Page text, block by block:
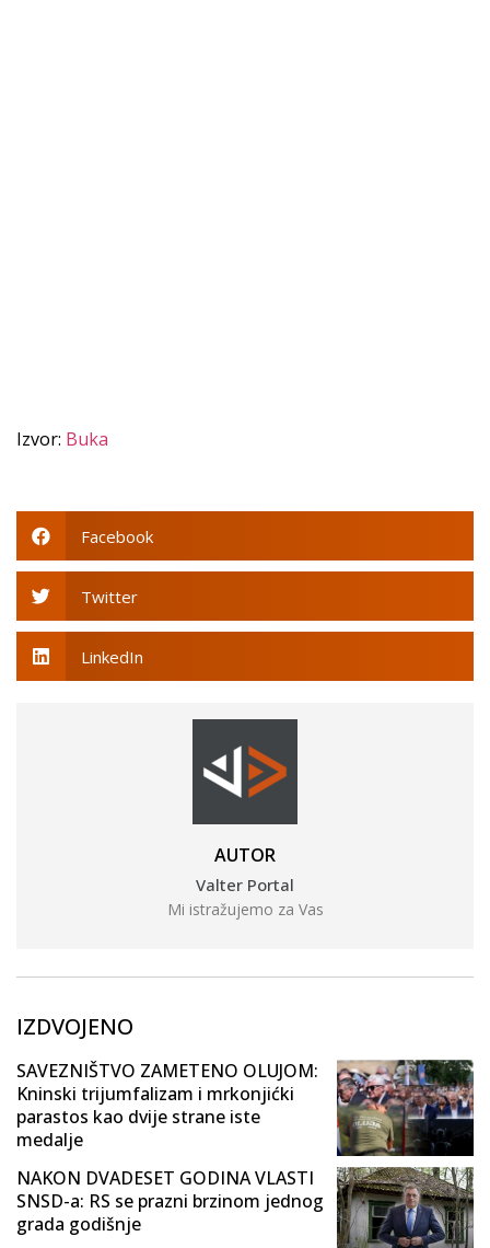
Izvor: Buka
Facebook
Twitter
LinkedIn
AUTOR
Valter Portal
Mi istražujemo za Vas
IZDVOJENO
SAVEZNIŠTVO ZAMETENO OLUJOM:
Kninski trijumfalizam i mrkonjićki
parastos kao dvije strane iste
medalje
NAKON DVADESET GODINA VLASTI
SNSD-a: RS se prazni brzinom jednog
grada godišnje